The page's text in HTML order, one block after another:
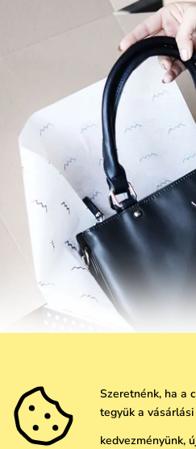
Szeretnénk, ha a
tegyük a
kedvezményünk,